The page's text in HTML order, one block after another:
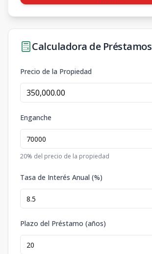
Calculadora de Préstamos
Precio de la Propiedad
Enganche
20% del precio de la propiedad
Tasa de Interés Anual (%)
Plazo del Préstamo (años)